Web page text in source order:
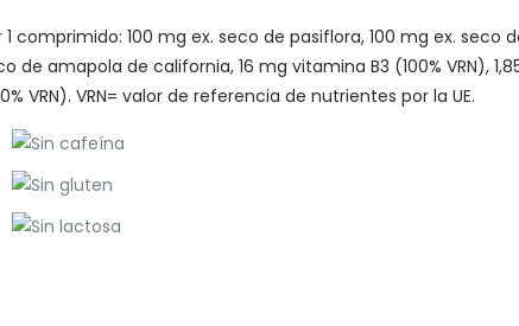
1 comprimido: 100 mg ex. seco de pasiflora, 100 mg ex. seco
de amapola de california, 16 mg vitamina B3 (100% VRN),
VRN). VRN= valor de referencia de nutrientes por la UE.